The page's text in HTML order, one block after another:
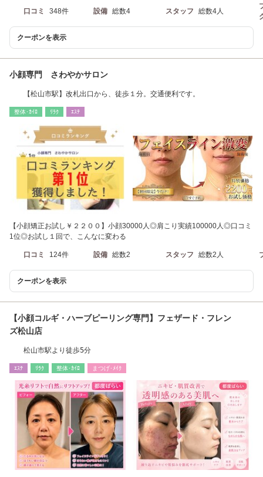
口コミ 348件 設備 総数4 スタッフ 総数4人
クーポンを表示
小顔専門 さわやかサロン
【松山市駅】改札出口から、徒歩１分。交通便利です。
整体･ｶｲﾛ ﾘﾗｸ ｴｽﾃ
【小顔矯正お試し￥２２００】小顔30000人◎肩こり実績100000人◎口コミ
1位◎お試し１回で、こんなに変わる
口コミ 124件 設備 総数2 スタッフ 総数2人
クーポンを表示
【小顔コルギ・ハーブピーリング専門】フェザード・フレン
ズ松山店
松山市駅より徒歩5分
ｴｽﾃ ﾘﾗｸ 整体･ｶｲﾛ まつげ･ﾒｲｸ